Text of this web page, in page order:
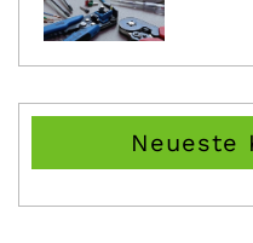
Neueste